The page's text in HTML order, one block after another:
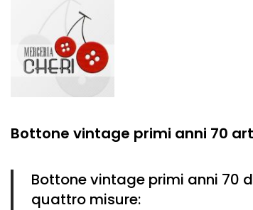
Bottone vintage primi anni 70
Bottone vintage primi anni 70
quattro misure: